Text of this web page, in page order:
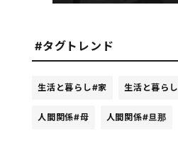
#タグトレンド
生活と暮らし#家 生活と暮らし
人間関係#母 人間関係#旦那